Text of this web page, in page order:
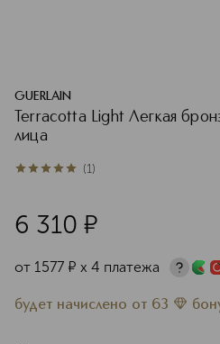
GUERLAIN
Terracotta Light Легкая
лица
5из 51 (1)
6 310 ¤
от 1577 ¤ х 4 платежа
будет начислено от 63